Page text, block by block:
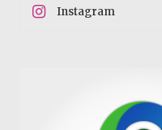
Instagram